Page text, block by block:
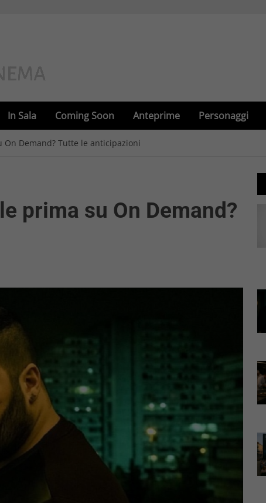
In Sala Coming Soon Anteprime Personaggi
Demand? Tutte le anticipazioni
prima su On Demand?